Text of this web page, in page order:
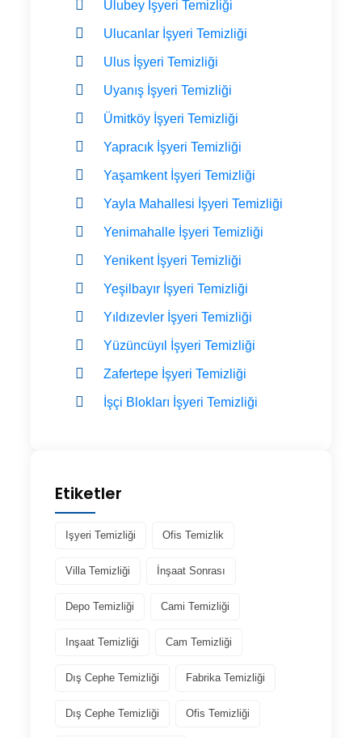
Ulubey İşyeri Temizliği
Ulucanlar İşyeri Temizliği
Ulus İşyeri Temizliği
Uyanış İşyeri Temizliği
Ümitköy İşyeri Temizliği
Yapracık İşyeri Temizliği
Yaşamkent İşyeri Temizliği
Yayla Mahallesi İşyeri Temizliği
Yenimahalle İşyeri Temizliği
Yenikent İşyeri Temizliği
Yeşilbayır İşyeri Temizliği
Yıldızevler İşyeri Temizliği
Yüzüncüyıl İşyeri Temizliği
Zafertepe İşyeri Temizliği
İşçi Blokları İşyeri Temizliği
Etiketler
Işyeri Temizliği Ofis Temizlik
Villa Temizliği İnşaat Sonrası
Depo Temizliği Cami Temizliği
Inşaat Temizliği Cam Temizliği
Dış Cephe Temizliği Fabrika Temizliği
Dış Cephe Temizliği Ofis Temizliği